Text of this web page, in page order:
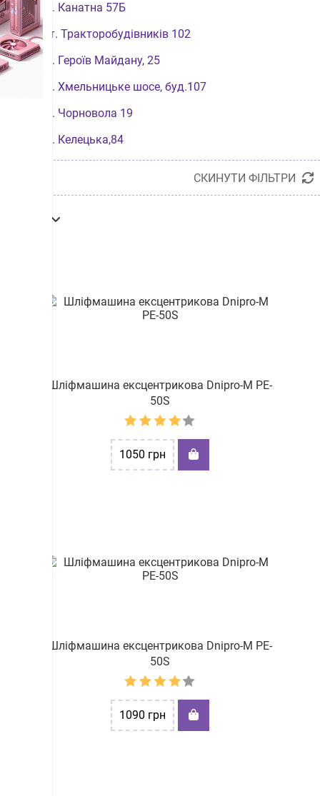
Кам'янець-Подільский
вул. Канатна 57Б
пр-т. Тракторобудівників 102
вул. Героїв Майдану, 25
вул. Хмельницьке шосе, буд.107
вул. Чорновола 19
вул. Келецька,84
пр-т. Богоявленський,330
проспект Космонтавтів, буд 36-А
вул. Соборна 262
СКИНУТИ ФІЛЬТРИ
Шліфмашина ексцентрикова Dnipro-M PE-
50S
1050 грн
Шліфмашина ексцентрикова Dnipro-M PE-
50S
1090 грн